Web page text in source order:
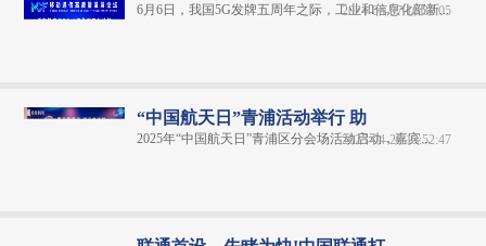
6月6日，我国5G发牌五周年之际，工业和信息化部新...
2024-06-07 16:32:05
“中国航天日”青浦活动举行 助
2025年“中国航天日”青浦区分会场活动启动，嘉宾...
2025-04-29 13:52:47